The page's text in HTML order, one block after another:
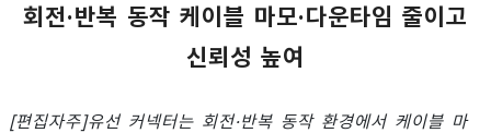
회전·반복 동작 케이블 마모·다운타임 줄이고
신뢰성 높여
[편집자주]유선 커넥터는 회전·반복 동작 환경에서 케이블 마